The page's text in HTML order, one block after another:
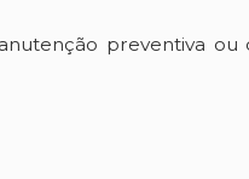
preventiva ou